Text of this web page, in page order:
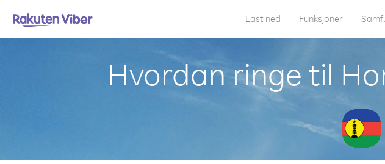
Last ned Funksjoner
Hvordan ringe til